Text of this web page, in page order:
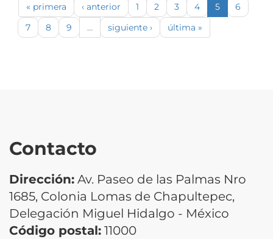
« primera ‹ anterior 1 2 3 4 5
6
7
8 9 … siguiente › última »
Contacto
Dirección: Av. Paseo de las Palmas Nro
1685, Colonia Lomas de Chapultepec,
Delegación Miguel Hidalgo - México
Código postal: 11000